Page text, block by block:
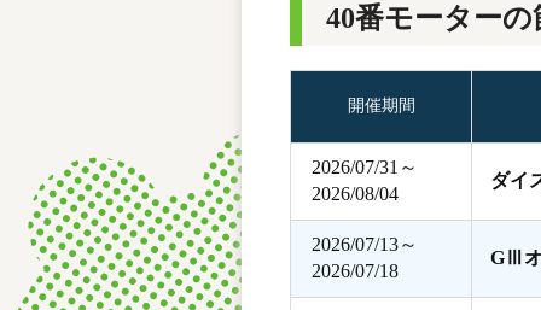
40番モーターの
開催期間
2026/07/31～
2026/08/04
ダイ
2026/07/13～
2026/07/18
GⅢオ